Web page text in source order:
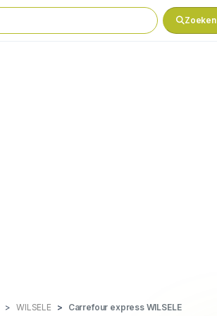
Zoeken
WILSELE Carrefour express WILSELE